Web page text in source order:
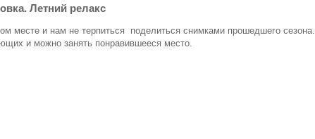
Летний релакс
месте и нам не терпиться поделиться снимками прошедшего сезона.
и можно занять понравившееся место.